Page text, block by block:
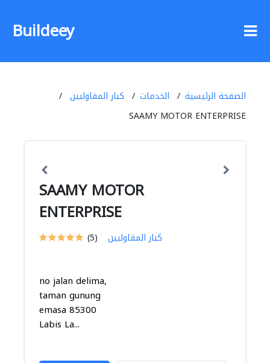
Buildeey
الصفحة الرئيسية الخدمات
كبار المقاوليين
SAAMY MOTOR ENTERPRISE
SAAMY MOTOR
ENTERPRISE
(5) كبار المقاوليين
no jalan delima,
taman gunung
emasa 85300
Labis La...